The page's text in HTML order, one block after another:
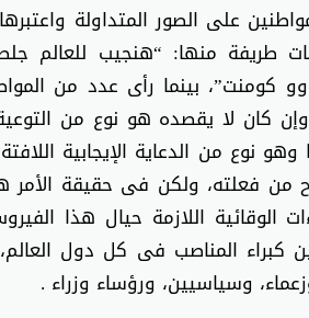
على الصور المتداولة
طريفة منها: “هنجيب للعالم
كومنت”، بينما رأى عدد من
كان لا يقصده هو نوع من
نوع من الدعاية الإيجابية
من فعلته، ولكن فى حقيقة
الوقائية اللازمة حيال هذا
كبراء المناصب فى كل دول
وسياسيين، ورؤساء وزراء .